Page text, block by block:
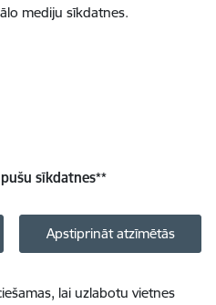
mediju sīkdatnes.
sīkdatnes**
Apstiprināt atzīmētās
lai uzlabotu vietnes